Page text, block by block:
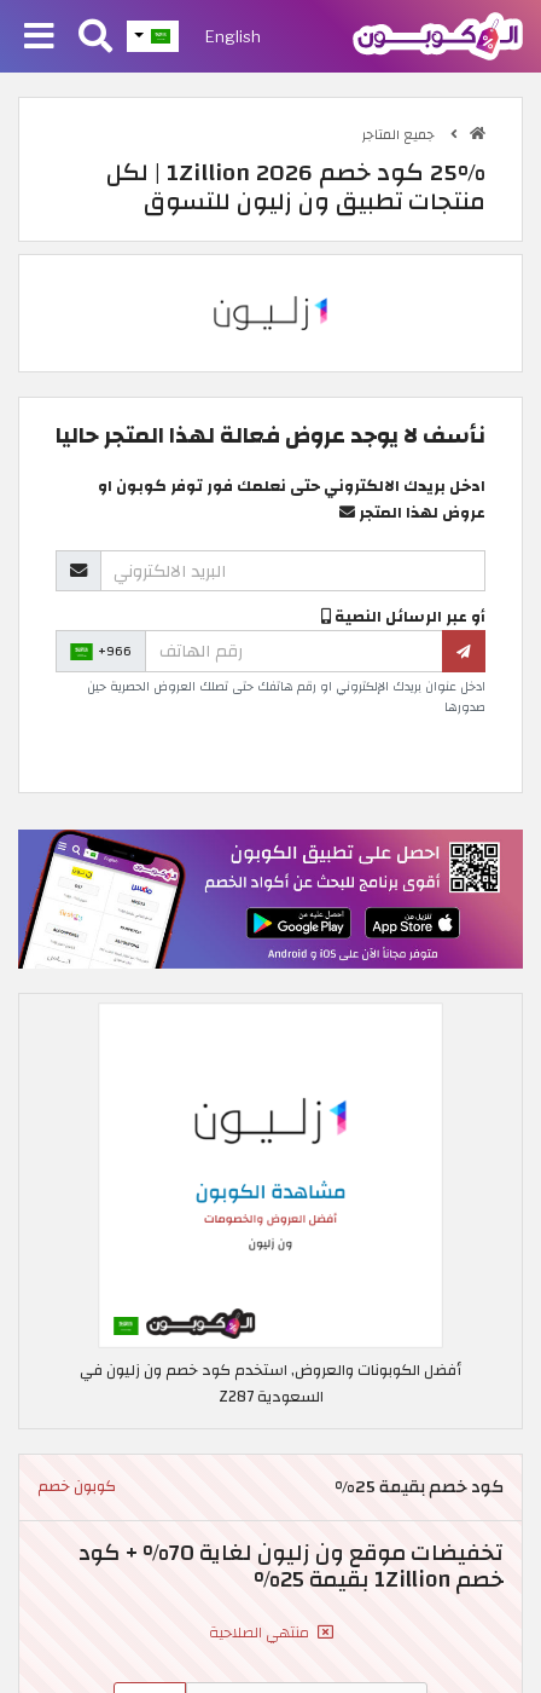
English
جميع المتاجر
25% كود خصم 1Zillion 2026 | لكل
منتجات تطبيق ون زليون للتسوق
نأسف لا يوجد عروض فعالة لهذا المتجر حاليا
ادخل بريدك الالكتروني حتى نعلمك فور توفر كوبون او
عروض لهذا المتجر
أو عبر الرسائل النصية
+966
ادخل عنوان بريدك الإلكتروني او رقم هاتفك حتى تصلك العروض الحصرية حين
صدورها
أفضل الكوبونات والعروض, استخدم كود خصم ون زليون في
السعودية Z287
كود خصم بقيمة 25% كوبون خصم
تخفيضات موقع ون زليون لغاية 70% + كود
خصم 1Zillion بقيمة 25%
منتهي الصلاحية